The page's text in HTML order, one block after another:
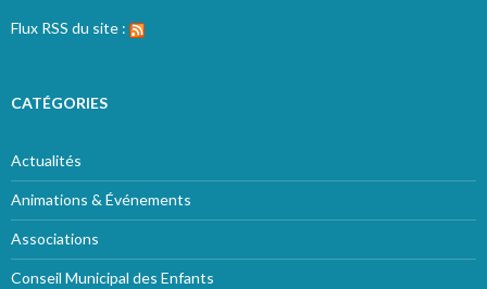
Flux RSS du site :
CATÉGORIES
Actualités
Animations & Événements
Associations
Conseil Municipal des Enfants